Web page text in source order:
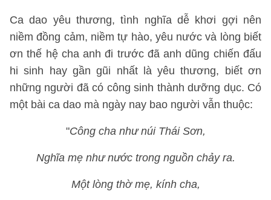
Ca dao yêu thương, tình nghĩa dễ khơi gợi nên
niềm đồng cảm, niềm tự hào, yêu nước và lòng biết
ơn thế hệ cha anh đi trước đã anh dũng chiến đấu
hi sinh hay gần gũi nhất là yêu thương, biết ơn
những người đã có công sinh thành dưỡng dục. Có
một bài ca dao mà ngày nay bao người vẫn thuộc:
"Công cha như núi Thái Sơn,
Nghĩa mẹ như nước trong nguồn chảy ra.
Một lòng thờ mẹ, kính cha,